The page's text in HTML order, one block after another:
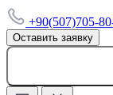
+90(507)705-
Оставить заявку